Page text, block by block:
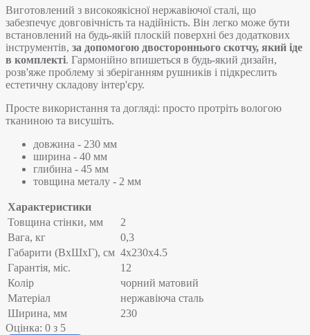
Виготовлений з високоякісної нержавіючої сталі, що
забезпечує довговічність та надійність. Він легко може бути
встановлений на будь-якій плоскій поверхні без додаткових
інструментів, за допомогою двостороннього скотчу, який іде
в комплекті. Гармонійно впишеться в будь-який дизайн,
розв'яже проблему зі зберіганням рушників і підкреслить
естетичну складову інтер'єру.
Просте використання та догляді: просто протріть вологою
тканиною та висушіть.
довжина - 230 мм
ширина - 40 мм
глибина - 45 мм
товщина металу - 2 мм
Характеристики
Товщина стінки, мм
2
Вага, кг
0,3
Габарити (ВхШхГ), см 4х230x4.5
Гарантія, міс.
12
Колір
чорний матовий
Матеріал
нержавіюча сталь
Ширина, мм
230
Оцінка: 0 з 5